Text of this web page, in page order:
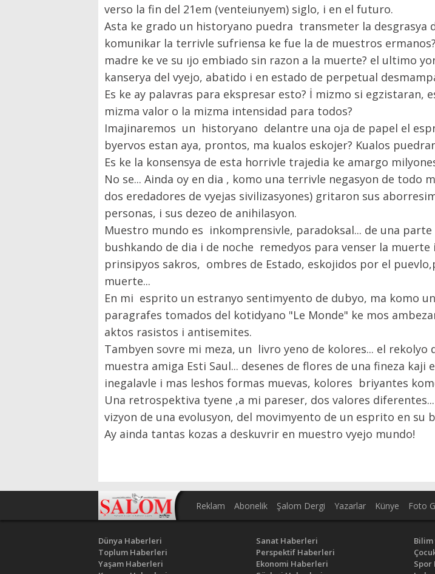
verso la fin del 21em (venteiunyem) siglo, i en el futuro.
Asta ke grado un historyano puedra transmeter la desgrasya
komunikar la terrivle sufriensa ke fue la de muestros
madre ke ve su ıjo embiado sin razon a la muerte? el ultimo
kanserya del vyejo, abatido i en estado de perpetual
Es ke ay palavras para ekspresar esto? İ mizmo si
mizma valor o la mizma intensidad para todos?
Imajinaremos un historyano delantre una oja de papel el
byervos estan aya, prontos, ma kualos eskojer? Kualos
Es ke la konsensya de esta horrivle trajedia ke amargo
No se... Ainda oy en dia , komo una terrivle negasyon de
dos eredadores de vyejas sivilizasyones) gritaron sus
personas, i sus dezeo de anihilasyon.
Muestro mundo es inkomprensivle, paradoksal... de una
bushkando de dia i de noche remedyos para venser la
prinsipyos sakros, ombres de Estado, eskojidos por el
muerte...
En mi esprito un estranyo sentimyento de dubyo, ma komo
paragrafes tomados del kotidyano "Le Monde" ke mos
aktos rasistos i antisemites.
Tambyen sovre mi meza, un livro yeno de kolores... el
muestra amiga Esti Saul... desenes de flores de una fineza
inegalavle i mas leshos formas muevas, kolores briyantes
Una retrospektiva tyene ,a mi pareser, dos valores
vizyon de una evolusyon, del movimyento de un esprito en su
Ay ainda tantas kozas a deskuvrir en muestro vyejo mundo!
Reklam Abonelik Şalom Dergi Yazarlar Künye Foto
Dünya Haberleri
Toplum Haberleri
Yaşam Haberleri
Sanat Haberleri
Perspektif Haberleri
Ekonomi Haberleri
Spor